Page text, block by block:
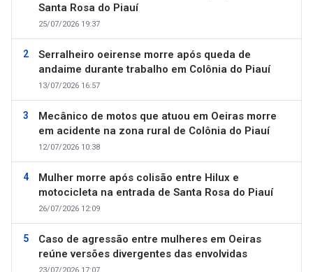
Santa Rosa do Piauí
25/07/2026 19:37
Serralheiro oeirense morre após queda de
andaime durante trabalho em Colônia do Piauí
13/07/2026 16:57
Mecânico de motos que atuou em Oeiras morre
em acidente na zona rural de Colônia do Piauí
12/07/2026 10:38
Mulher morre após colisão entre Hilux e
motocicleta na entrada de Santa Rosa do Piauí
26/07/2026 12:09
Caso de agressão entre mulheres em Oeiras
reúne versões divergentes das envolvidas
23/07/2026 17:07